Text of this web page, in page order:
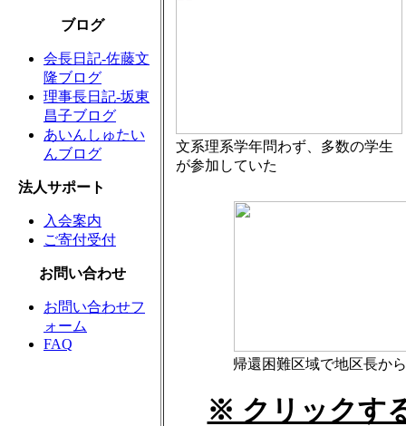
ブログ
会長日記-佐藤文
隆ブログ
理事長日記-坂東
昌子ブログ
あいんしゅたい
んブログ
法人サポート
入会案内
ご寄付受付
お問い合わせ
お問い合わせフ
ォーム
FAQ
文系理系学年問わず、多数の学生
が参加していた
帰還困難区域で地区長か
※ クリックす